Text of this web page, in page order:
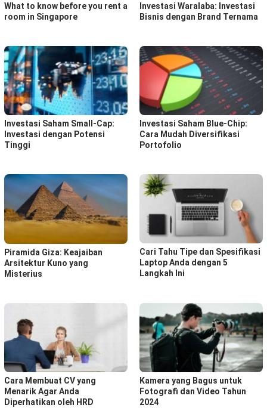
What to know before you rent a
room in Singapore
Investasi Waralaba: Investasi
Bisnis dengan Brand Ternama
Investasi Saham Small-Cap:
Investasi dengan Potensi
Tinggi
Investasi Saham Blue-Chip:
Cara Mudah Diversifikasi
Portofolio
Piramida Giza: Keajaiban
Arsitektur Kuno yang
Misterius
Cari Tahu Tipe dan Spesifikasi
Laptop Anda dengan 5
Langkah Ini
Cara Membuat CV yang
Menarik Agar Anda
Diperhatikan oleh HRD
Kamera yang Bagus untuk
Fotografi dan Video Tahun
2024